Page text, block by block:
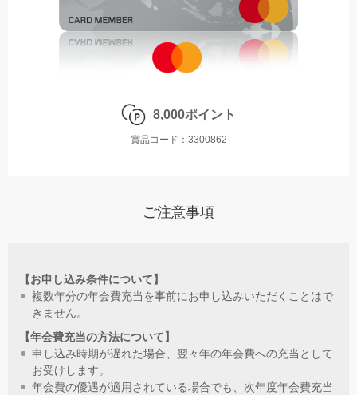
8,000ポイント
賞品コード：3300862
ご注意事項
【お申し込み条件について】
複数年分の年会費充当を事前にお申し込みいただくことはで
きません。
【年会費充当の⽅法について】
申し込み時期が遅れた場合、翌々年の年会費への充当として
お受けします。
年会費の優遇が適⽤されている場合でも、次年度年会費充当